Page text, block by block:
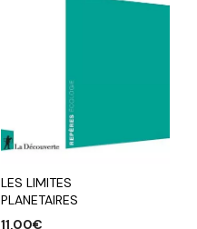
LES LIMITES
PLANETAIRES
11,00€